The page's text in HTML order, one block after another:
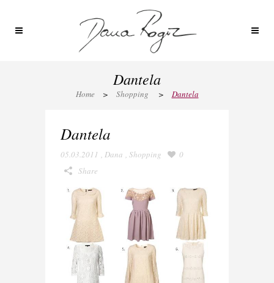
Dantela
Home > Shopping > Dantela
Dantela
05.03.2011 , Dana , Shopping
0
Share